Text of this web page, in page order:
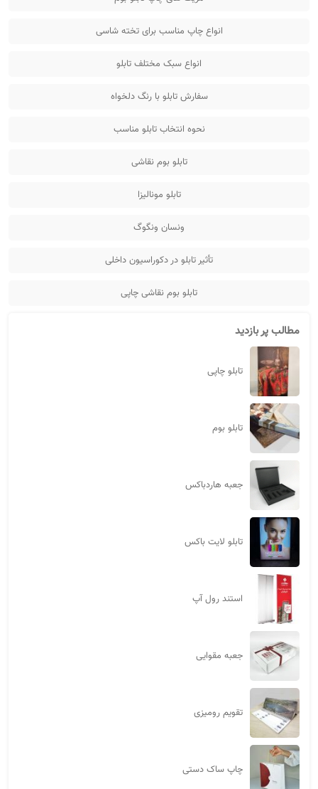
انواع چاپ مناسب برای تخته شاسی
انواع سبک مختلف تابلو
سفارش تابلو با رنگ دلخواه
نحوه انتخاب تابلو مناسب
تابلو بوم نقاشی
تابلو مونالیزا
ونسان ونگوگ
تأثیر تابلو در دکوراسیون داخلی
تابلو بوم نقاشی چاپی
مطالب پر بازدید
تابلو چاپی
تابلو بوم
جعبه هاردباکس
تابلو لایت باکس
استند رول آپ
جعبه مقوایی
تقویم رومیزی
چاپ ساک دستی